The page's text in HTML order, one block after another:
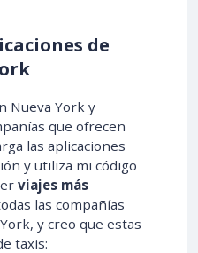
de
Nueva York y
que ofrecen
las aplicaciones
y utiliza mi código
viajes más
las compañías
y creo que estas
taxis: